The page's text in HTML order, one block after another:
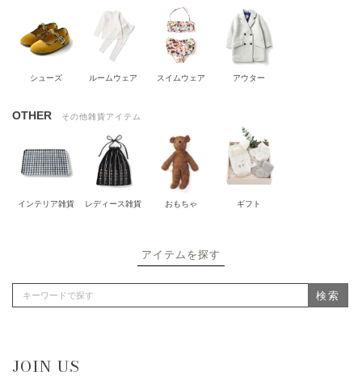
シューズ ルームウェア スイムウェア アウター
OTHER その他雑貨アイテム
インテリア雑貨 レディース雑貨 おもちゃ ギフト
アイテムを探す
検索
JOIN US